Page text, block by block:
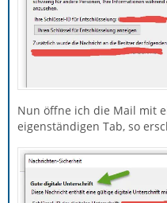
Nun öffne ich die Mail mit
eigenständigen Tab, so